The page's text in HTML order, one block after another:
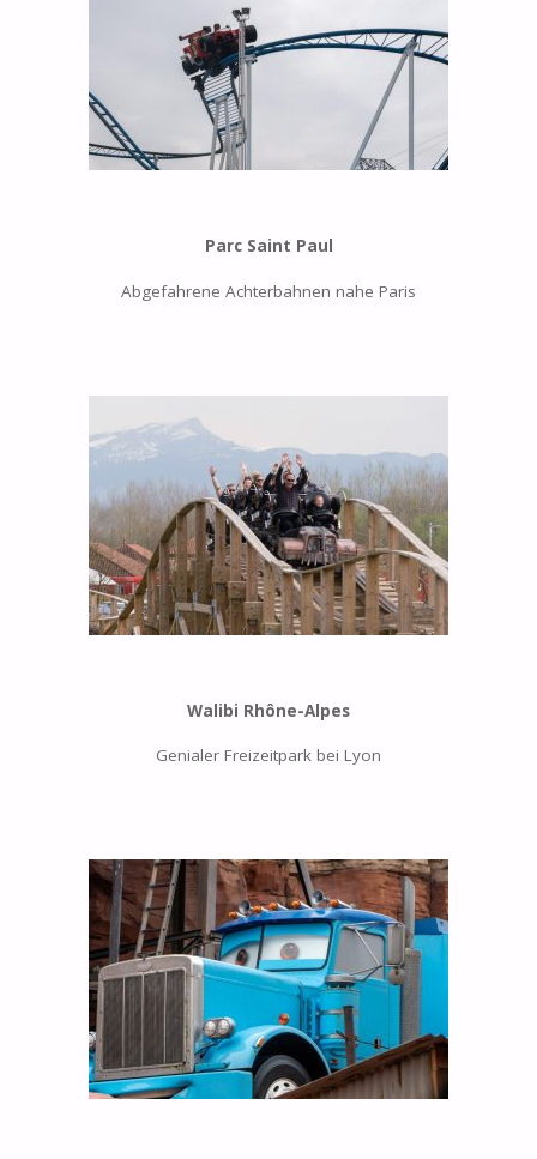
Parc Saint Paul
Abgefahrene Achterbahnen nahe Paris
Walibi Rhône-Alpes
Genialer Freizeitpark bei Lyon